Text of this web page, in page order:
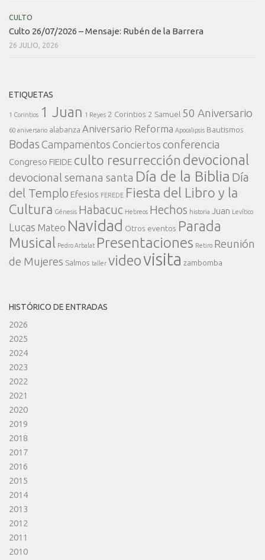
CULTO
Culto 26/07/2026 – Mensaje: Rubén de la Barrera
26 JULIO, 2026
ETIQUETAS
1 Corintios 1 Juan 1 Reyes 2 Corintios 2 Samuel 50 Aniversario
60 aniversario alabanza Aniversario Reforma Apocalipsis Bautismos
Bodas Campamentos Conciertos conferencia
Congreso FIEIDE culto resurrección devocional
devocional semana santa Día de la Biblia Día
del Templo Efesios FEREDE Fiesta del Libro y la
Cultura Génesis Habacuc Hebreos Hechos historia Juan Levítico
Lucas Mateo Navidad Otros eventos Parada
Musical
Pedro Arbalat Presentaciones Retiro Reunión
de Mujeres Salmos taller videovisita zambomba
HISTÓRICO DE ENTRADAS
2026
2025
2024
2023
2022
2021
2020
2019
2018
2017
2016
2015
2014
2013
2012
2011
2010